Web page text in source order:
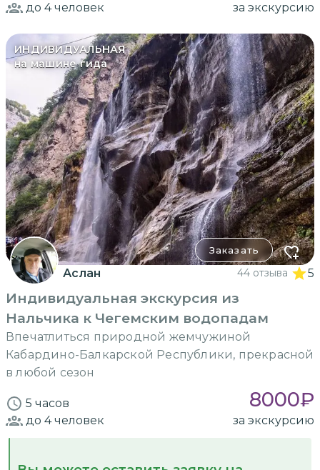
до 4человек за экскурсию
ИНДИВИДУАЛЬНАЯ
на машине гида
Заказать
Аслан 44 отзыва 5
Индивидуальная экскурсия из
Нальчика к Чегемским водопадам
Впечатлиться природной жемчужиной
Кабардино-Балкарской Республики, прекрасной
в любой сезон
5 часов 8000₽
до 4человек за экскурсию